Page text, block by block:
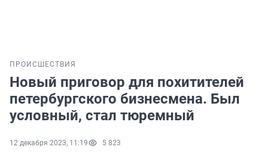
ПРОИСШЕСТВИЯ
Новый приговор для похитителей
петербургского бизнесмена. Был
условный, стал тюремный
12 декабря 2023, 11:19 5 823